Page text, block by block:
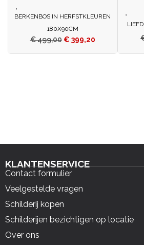
BERKENBOS IN HERFSTKLEUREN
180X90CM
€499,00 € 399,20
KLANTENSERVICE
Contact formulier
Veelgestelde vragen
Schilderij kopen
Schilderijen bezichtigen op locatie
Over ons